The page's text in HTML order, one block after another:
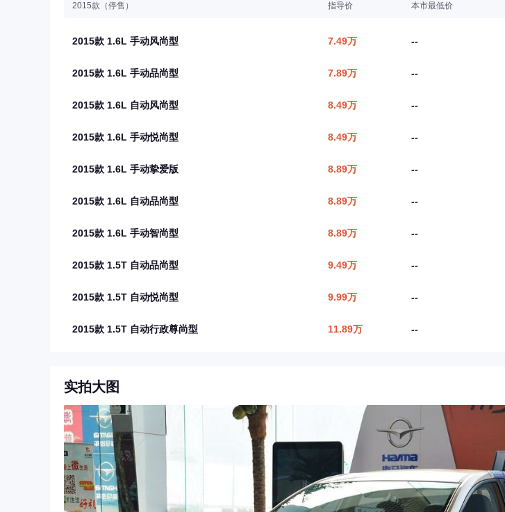
2015款（停售） 指导价 本市最低价
2015款 1.6L 手动风尚型 7.49万 --
2015款 1.6L 手动品尚型 7.89万 --
2015款 1.6L 自动风尚型 8.49万 --
2015款 1.6L 手动悦尚型 8.49万 --
2015款 1.6L 手动挚爱版 8.89万 --
2015款 1.6L 自动品尚型 8.89万 --
2015款 1.6L 手动智尚型 8.89万 --
2015款 1.5T 自动品尚型 9.49万 --
2015款 1.5T 自动悦尚型 9.99万 --
2015款 1.5T 自动行政尊尚型 11.89万 --
实拍大图